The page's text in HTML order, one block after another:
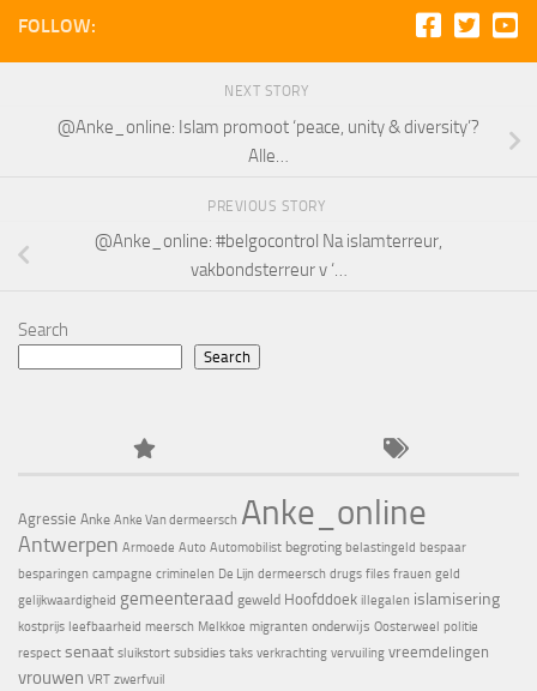
FOLLOW:
NEXT STORY
@Anke_online: Islam promoot ‘peace, unity & diversity’?
Alle…
PREVIOUS STORY
@Anke_online: #belgocontrol Na islamterreur,
vakbondsterreur v ‘…
Search
Search
Agressie Anke Anke Van dermeersch Anke_online
Antwerpen Armoede Auto Automobilist begroting belastingeld bespaar
besparingen campagne criminelen De Lijn dermeersch drugs files frauen geld
gelijkwaardigheid gemeenteraad geweld Hoofddoek illegalen islamisering
kostprijs leefbaarheid meersch Melkkoe migranten onderwijs Oosterweel politie
respect senaat sluikstort subsidies taks verkrachting vervuiling vreemdelingen
vrouwen VRT zwerfvuil